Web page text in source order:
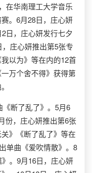
在华南理工大学音乐
。6月28日，庄心妍
日，庄心妍发行七夕
庄心妍推出第5张专
以为》等在内的12首
万个舍不得》获得第
断了乱了》。5月6
份，庄心妍推出第6张
》《断了乱了》等在
单曲《爱吹情散》。8
。9月16日，庄心妍